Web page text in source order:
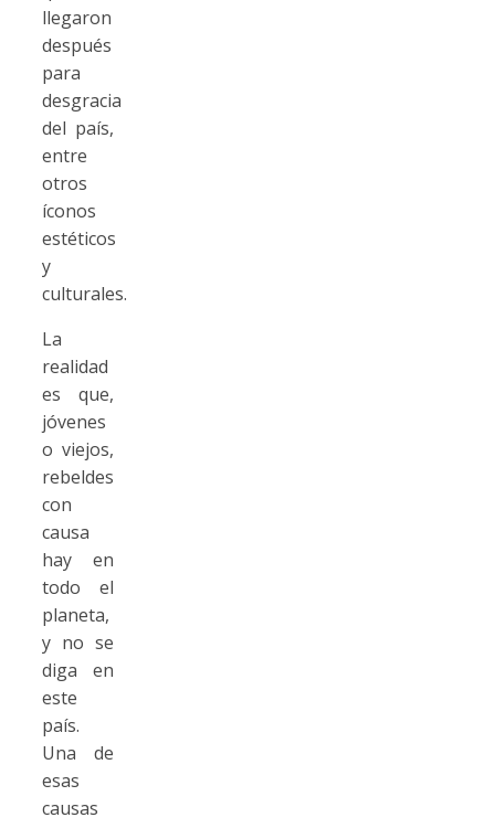
llegaron
después
para
desgracia
del país,
entre
otros
íconos
estéticos
y
culturales.
La
realidad
es que,
jóvenes
o viejos,
rebeldes
con
causa
hay en
todo el
planeta,
y no se
diga en
este
país.
Una de
esas
causas